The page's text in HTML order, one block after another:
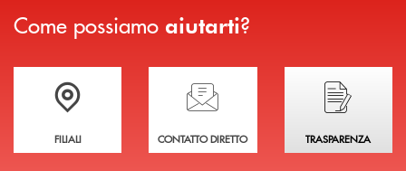
Come possiamo aiutarti?
Trova la filiale più vicina a te
FILIALI
Hai bisogno di assistenza immediata?
CONTATTO DIRETTO
Hai bisogno di
TRASPARENZA